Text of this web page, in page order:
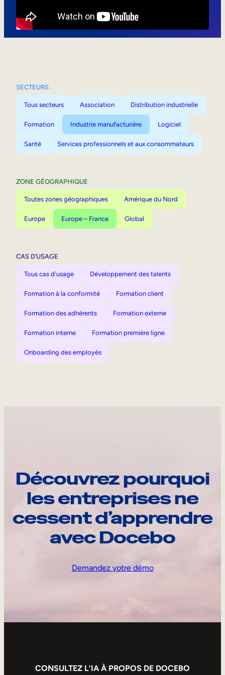
SECTEURS
Tous secteurs Association Distribution industrielle
Formation Industrie manufacturière Logiciel
Santé Services professionnels et aux consommateurs
ZONE GÉOGRAPHIQUE
Toutes zones géographiques Amérique du Nord
Europe Europe – France Global
CAS D’USAGE
Tous cas d'usage Développement des talents
Formation à la conformité Formation client
Formation des adhérents Formation externe
Formation interne Formation première ligne
Onboarding des employés
Découvrez pourquoi
les entreprises ne
cessent d’apprendre
avec Docebo
Demandez votre démo
CONSULTEZ L’IA À PROPOS DE DOCEBO